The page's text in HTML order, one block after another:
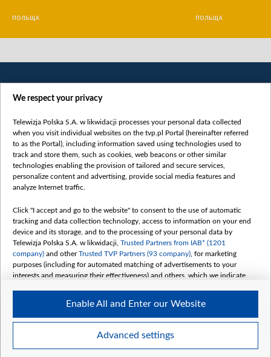
ПОЛЬЩА ПОЛЬЩА
Категорії
Новини
Докладно
Погляд
Цікаво
Slawa.tv
Про нас
Контакти
Правила використання матеріалів
Обробка даних
We respect your privacy
Telewizja Polska S.A. w likwidacji processes your personal data collected
when you visit individual websites on the tvp.pl Portal (hereinafter referred
to as the Portal), including information saved using technologies used to
track and store them, such as cookies, web beacons or other similar
technologies enabling the provision of tailored and secure services,
personalize content and advertising, provide social media features and
analyze Internet traffic.
Click "I accept and go to the website" to consent to the use of automatic
tracking and data collection technology, access to information on your end
device and its storage, and to the processing of your personal data by
Telewizja Polska S.A. w likwidacji, Trusted Partners from IAB* (1201
company) and otherTrusted TVP Partners (93 company) , for marketing
purposes (including for automated matching of advertisements to your
interests and measuring their effectiveness) and others, which we indicate
The purposes of processing your data by TVP S.A. w likwidacji are as
follows:
Use limited data to select advertising
Create profiles for personalised advertising
Advanced settings
Enable All and Enter our Website